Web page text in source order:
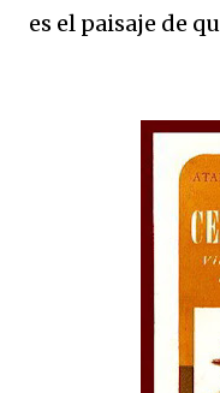
es el paisaje de